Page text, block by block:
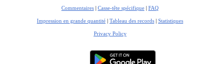
Commentaires | Casse-tête spécifique | FAQ
Impression en grande quantité | Tableau des records | Statistiques
Privacy Policy